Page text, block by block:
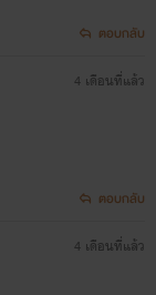
ตอบกลับ
4 เดือนที่แล้ว
ตอบกลับ
4 เดือนที่แล้ว